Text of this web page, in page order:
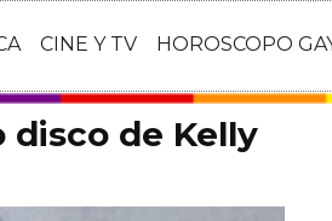
CINE Y TV HOROSCOPO
disco de Kelly